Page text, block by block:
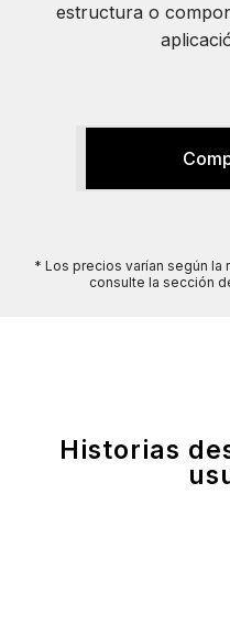
estructura o
* Los precios varían según la
consulte la sección
Historias